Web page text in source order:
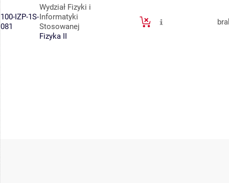
100-IZP-1S-
081
Wydział Fizyki i
Informatyki
Stosowanej
Fizyka II